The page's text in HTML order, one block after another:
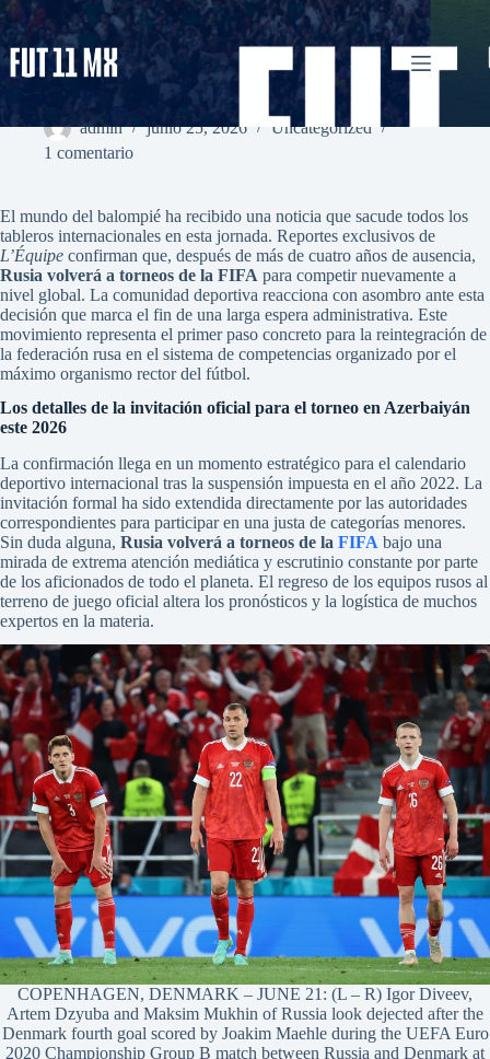
Saltar
al
contenido
Rusia volverá a torneos de la FIFA tras cuatro años de
suspensión
admin junio 25, 2026
Uncategorized
1 comentario
El mundo del balompié ha recibido una noticia que sacude todos los
tableros internacionales en esta jornada. Reportes exclusivos de
L’Équipe confirman que, después de más de cuatro años de ausencia,
Rusia volverá a torneos de la FIFA para competir nuevamente a
nivel global. La comunidad deportiva reacciona con asombro ante esta
decisión que marca el fin de una larga espera administrativa. Este
movimiento representa el primer paso concreto para la reintegración de
la federación rusa en el sistema de competencias organizado por el
máximo organismo rector del fútbol.
Los detalles de la invitación oficial para el torneo en Azerbaiyán
este 2026
La confirmación llega en un momento estratégico para el calendario
deportivo internacional tras la suspensión impuesta en el año 2022. La
invitación formal ha sido extendida directamente por las autoridades
correspondientes para participar en una justa de categorías menores.
Sin duda alguna, Rusia volverá a torneos de la FIFA bajo una
mirada de extrema atención mediática y escrutinio constante por parte
de los aficionados de todo el planeta. El regreso de los equipos rusos al
terreno de juego oficial altera los pronósticos y la logística de muchos
expertos en la materia.
COPENHAGEN, DENMARK – JUNE 21: (L – R) Igor Diveev,
Artem Dzyuba and Maksim Mukhin of Russia look dejected after the
Denmark fourth goal scored by Joakim Maehle during the UEFA Euro
2020 Championship Group B match between Russia and Denmark at